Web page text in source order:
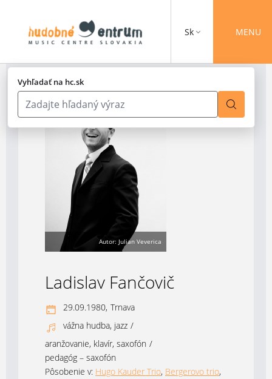
Vyhľadať na hc.sk
Sk MENU
Autor: Julian Veverica
Ladislav Fančovič
29.09.1980, Trnava
vážna hudba, jazz /
aranžovanie, klavír, saxofón /
pedagóg – saxofón
Pôsobenie v: Hugo Kauder Trio, Bergerovo trio,